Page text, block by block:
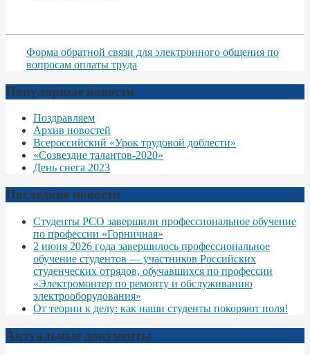
Форма обратной связи для электронного общения по
вопросам оплаты труда
Популярные новости
Поздравляем
Архив новостей
Всероссийский «Урок трудовой доблести»
«Созвездие талантов-2020»
День снега 2023
Последние новости
Студенты РСО завершили профессиональное обучение
по профессии «Горничная»
2 июня 2026 года завершилось профессиональное
обучение студентов — участников Российских
студенческих отрядов, обучавшихся по профессии
«Электромонтер по ремонту и обслуживанию
электрооборудования»
От теории к делу: как наши студенты покоряют поля!
Актуальные документы